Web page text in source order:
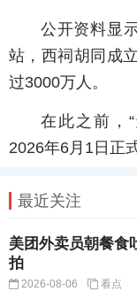
公开资料显
站，西祠胡同成
过3000万人。
在此之前，
2026年6月1日正
最近关注
美团外卖员朝餐食
拍
2026-08-06 看点